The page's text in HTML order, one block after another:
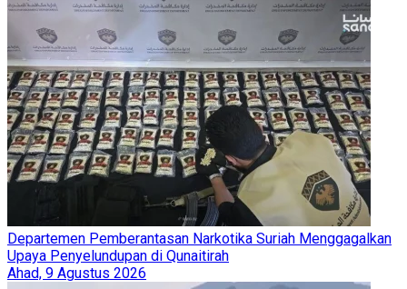
Departemen Pemberantasan Narkotika Suriah Menggagalkan
Upaya Penyelundupan di Qunaitirah
Ahad, 9 Agustus 2026